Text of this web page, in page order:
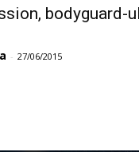
bodyguard-
- 27/06/2015